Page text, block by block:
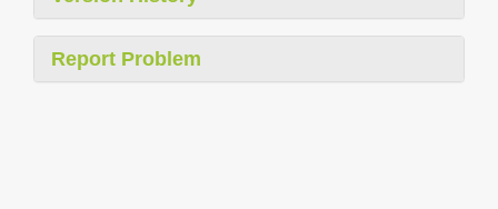
Report Problem